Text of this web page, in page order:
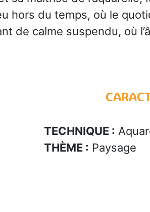
hors du temps, où le
de calme suspendu, où
TECHNIQUE :
THÈME : Paysage